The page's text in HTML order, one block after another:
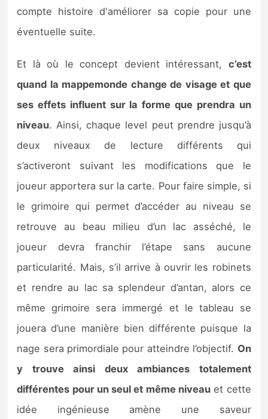
compte histoire d'améliorer sa copie pour une
éventuelle suite.
Et là où le concept devient intéressant, c’est
quand la mappemonde change de visage et que
ses effets influent sur la forme que prendra un
niveau. Ainsi, chaque level peut prendre jusqu’à
deux niveaux de lecture différents qui
s’activeront suivant les modifications que le
joueur apportera sur la carte. Pour faire simple, si
le grimoire qui permet d’accéder au niveau se
retrouve au beau milieu d’un lac asséché, le
joueur devra franchir l’étape sans aucune
particularité. Mais, s’il arrive à ouvrir les robinets
et rendre au lac sa splendeur d’antan, alors ce
même grimoire sera immergé et le tableau se
jouera d’une manière bien différente puisque la
nage sera primordiale pour atteindre l’objectif. On
y trouve ainsi deux ambiances totalement
différentes pour un seul et même niveau et cette
idée ingénieuse amène une saveur